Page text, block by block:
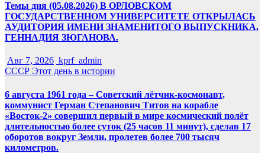
Темы дня (05.08.2026) В ОРЛОВСКОМ
ГОСУДАРСТВЕННОМ УНИВЕРСИТЕТЕ ОТКРЫЛАСЬ
АУДИТОРИЯ ИМЕНИ ЗНАМЕНИТОГО ВЫПУСКНИКА,
ГЕННАДИЯ ЗЮГАНОВА.
Авг 7, 2026 kprf_admin
СССР Этот день в истории
6 августа 1961 года – Советский лётчик-космонавт,
коммунист Герман Степанович Титов на корабле
«Восток-2» совершил первый в мире космический полёт
длительностью более суток (25 часов 11 минут), сделав 17
оборотов вокруг Земли, пролетев более 700 тысяч
километров.